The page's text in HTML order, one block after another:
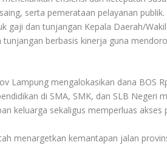
serta pemerataan pelayanan
gaji dan tunjangan Kepala Daerah/
tunjangan berbasis kinerja guna
Lampung mengalokasikan dana BOS
di SMA, SMK, dan SLB Negeri
keluarga sekaligus memperluas akses
menargetkan kemantapan jalan